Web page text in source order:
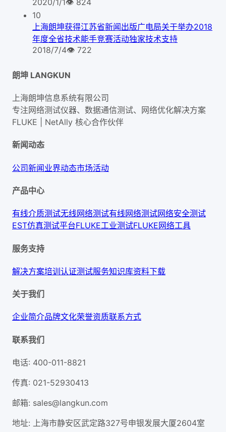
10
上海朗坤获得江苏省新闻出版广电局关于举办2018
年度全省技术能手竞赛活动独家技术支持
2018/7/4👁 722
朗坤 LANGKUN
上海朗坤信息系统有限公司
专注网络测试仪器、数据通信测试、网络优化解决方案
FLUKE | NetAlly 核心合作伙伴
新闻动态
公司新闻业界动态市场活动
产品中心
有线介质测试无线网络测试有线网络测试网络安全测试
EST仿真测试平台FLUKE工业测试FLUKE网络工具
服务支持
解决方案培训认证测试服务知识库资料下载
关于我们
企业简介品牌文化荣誉资质联系方式
联系我们
电话: 400-011-8821
传真: 021-52930413
邮箱: sales@langkun.com
地址: 上海市静安区武定路327号申银发展大厦2604室